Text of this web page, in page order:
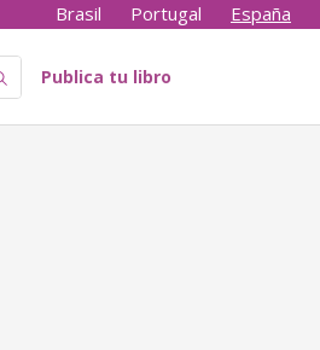
Brasil Portugal España
Publica tu libro